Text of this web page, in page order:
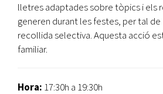
lletres adaptades sobre tòpics i els
generen durant les festes, per tal
recollida selectiva. Aquesta acció
familiar.
Hora: 17:30h a 19:30h